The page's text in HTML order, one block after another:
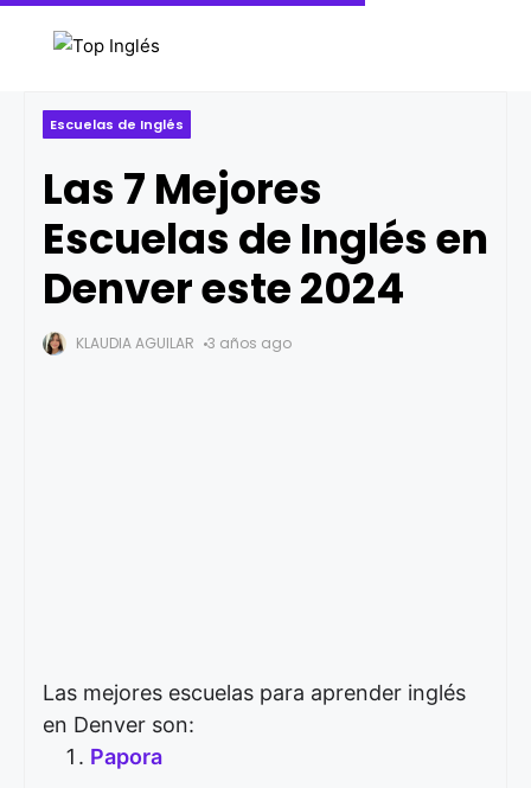
Escuelas de Inglés
Las 7 Mejores
Escuelas de Inglés en
Denver este 2024
KLAUDIA AGUILAR 3 años ago
Las mejores escuelas para aprender inglés
en Denver son:
Papora